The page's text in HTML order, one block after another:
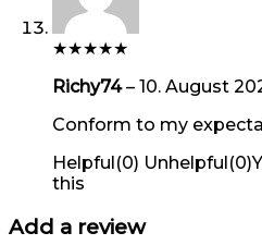
★★★★★
Richy74– 10. August
Conform to my
Helpful(0) Unhelpful(0)
this
Add a review